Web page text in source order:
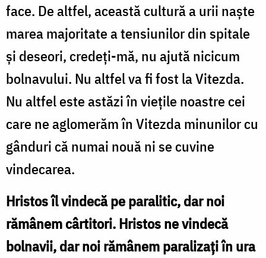
face. De altfel, această cultură a urii naște
marea majoritate a tensiunilor din spitale
și deseori, credeți-mă, nu ajută nicicum
bolnavului. Nu altfel va fi fost la Vitezda.
Nu altfel este astăzi în viețile noastre cei
care ne aglomerăm în Vitezda minunilor cu
gânduri că numai nouă ni se cuvine
vindecarea.
Hristos îl vindecă pe paralitic, dar noi
rămânem cârtitori. Hristos ne vindecă
bolnavii, dar noi rămânem paralizați în ura